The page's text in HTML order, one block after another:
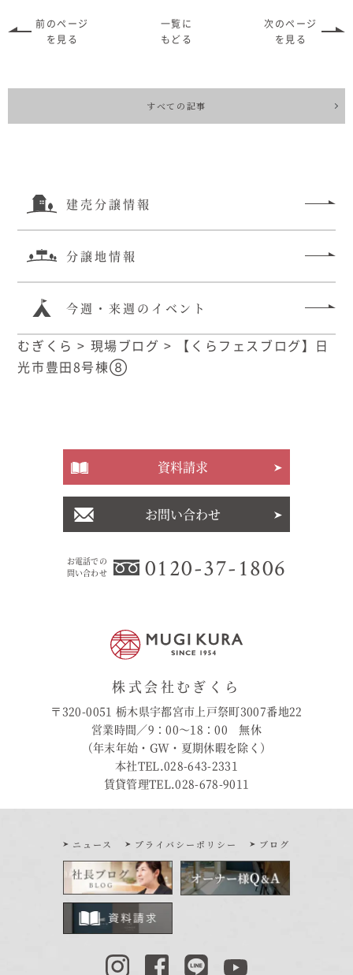
前のページ
を見る
一覧に
もどる
次のページ
を見る
すべての記事
建売分譲情報
分譲地情報
今週・来週のイベント
むぎくら > 現場ブログ >
【くらフェスブログ】日
光市豊田8号棟⑧
お電話での
問い合わせ
0120-37-1806
資料請求
お問い合わせ
株式会社むぎくら
〒320-0051 栃木県宇都宮市上戸祭町3007番地22
営業時間／9：00〜18：00 無休
（年末年始・GW・夏期休暇を除く）
本社TEL.028-643-2331
賃貸管理TEL.028-678-9011
ニュース プライバシーポリシー ブログ